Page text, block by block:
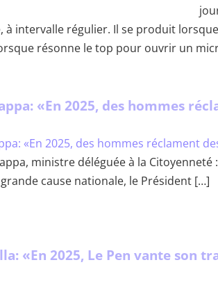
à intervalle régulier. Il se produit
résonne le top pour ouvrir un
«En 2025, des hommes
ministre déléguée à la
cause nationale, le Président […]
«En 2025, Le Pen vante son